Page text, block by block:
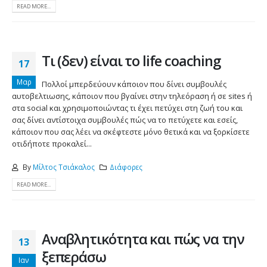
READ MORE...
17
Μαρ
Τι (δεν) είναι το life coaching
Πολλοί μπερδεύουν κάποιον που δίνει συμβουλές
αυτοβελτιωσης, κάποιον που βγαίνει στην τηλεόραση ή σε sites ή
στα social και χρησιμοποιώντας τι έχει πετύχει στη ζωή του και
σας δίνει αντίστοιχα συμβουλές πώς να το πετύχετε και εσείς,
κάποιον που σας λέει να σκέφτεστε μόνο θετικά και να ξορκίσετε
οτιδήποτε προκαλεί...
By Μίλτος Τσιάκαλος Διάφορες
READ MORE...
13
Ιαν
Αναβλητικότητα και πώς να την
ξεπεράσω